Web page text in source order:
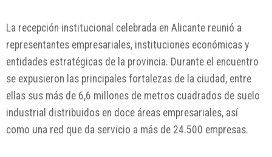
La recepción institucional celebrada en Alicante reunió a
representantes empresariales, instituciones económicas y
entidades estratégicas de la provincia. Durante el encuentro
se expusieron las principales fortalezas de la ciudad, entre
ellas sus más de 6,6 millones de metros cuadrados de suelo
industrial distribuidos en doce áreas empresariales, así
como una red que da servicio a más de 24.500 empresas.